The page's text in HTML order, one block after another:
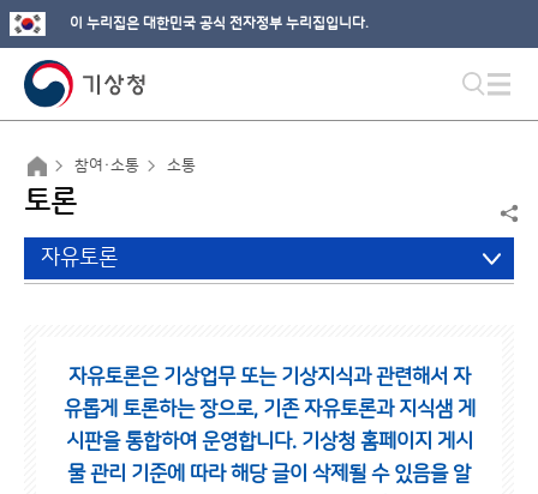
이 누리집은 대한민국 공식 전자정부 누리집입니다.
참여·소통 소통
토론
자유토론
자유토론은 기상업무 또는 기상지식과 관련해서 자
유롭게 토론하는 장으로, 기존 자유토론과 지식샘 게
시판을 통합하여 운영합니다. 기상청 홈페이지 게시
물 관리 기준에 따라 해당 글이 삭제될 수 있음을 알